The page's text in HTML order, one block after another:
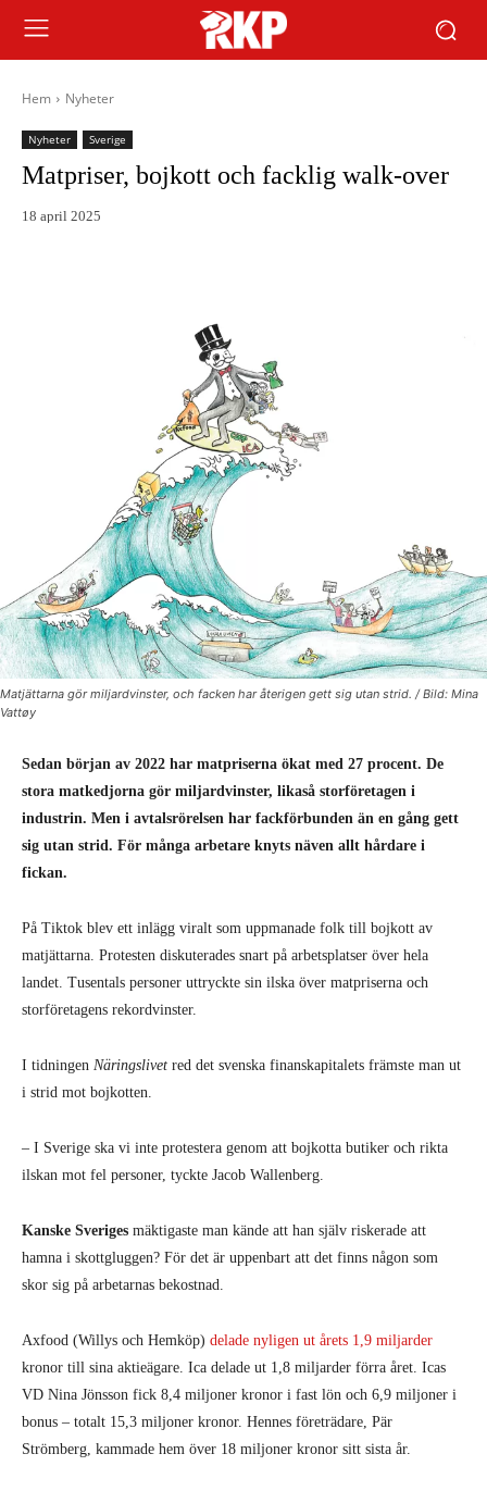
Hem Nyheter
Nyheter Sverige
Matpriser, bojkott och facklig walk-over
18 april 2025
Matjättarna gör miljardvinster, och facken har återigen gett sig utan strid. / Bild: Mina
Vattøy
Sedan början av 2022 har matpriserna ökat med 27 procent. De
stora matkedjorna gör miljardvinster, likaså storföretagen i
industrin. Men i avtalsrörelsen har fackförbunden än en gång gett
sig utan strid. För många arbetare knyts näven allt hårdare i
fickan.
På Tiktok blev ett inlägg viralt som uppmanade folk till bojkott av
matjättarna. Protesten diskuterades snart på arbetsplatser över hela
landet. Tusentals personer uttryckte sin ilska över matpriserna och
storföretagens rekordvinster.
I tidningen Näringslivet red det svenska finanskapitalets främste man ut
i strid mot bojkotten.
– I Sverige ska vi inte protestera genom att bojkotta butiker och rikta
ilskan mot fel personer, tyckte Jacob Wallenberg.
Kanske Sveriges mäktigaste man kände att han själv riskerade att
hamna i skottgluggen? För det är uppenbart att det finns någon som
skor sig på arbetarnas bekostnad.
Axfood (Willys och Hemköp) delade nyligen ut årets 1,9 miljarder
kronor till sina aktieägare. Ica delade ut 1,8 miljarder förra året. Icas
VD Nina Jönsson fick 8,4 miljoner kronor i fast lön och 6,9 miljoner i
bonus – totalt 15,3 miljoner kronor. Hennes företrädare, Pär
Strömberg, kammade hem över 18 miljoner kronor sitt sista år.